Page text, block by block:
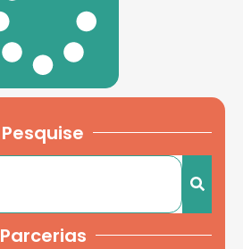
Pesquise
Parcerias